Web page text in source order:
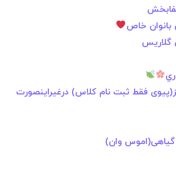
بانوان خاص
گلاریس
فقط ثبت نام کلاس) درغیراینصورت
وان)